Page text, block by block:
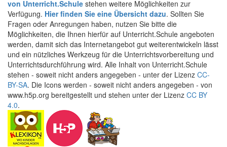
von Unterricht.Schule stehen weitere Möglichkeiten zur
Verfügung. Hier finden Sie eine Übersicht dazu. Sollten Sie
Fragen oder Anregungen haben, nutzen Sie bitte die
Möglichkeiten, die Ihnen hierfür auf Unterricht.Schule angeboten
werden, damit sich das Internetangebot gut weiterentwickeln lässt
und ein nützliches Werkzeug für die Unterrichtsvorbereitung und
Unterrichtsdurchführung wird. Alle Inhalt von Unterricht.Schule
stehen - soweit nicht anders angegeben - unter der Lizenz CC-
BY-SA. Die Icons werden - soweit nicht anders angegeben - von
www.h5p.org bereitgestellt und stehen unter der Lizenz CC BY
4.0.